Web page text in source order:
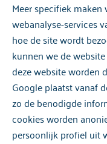
Meer specifiek
webanalyse-services
hoe de site wordt
kunnen we de
deze website worden
Google plaatst vanaf
zo de benodigde
cookies worden
persoonlijk profiel uit